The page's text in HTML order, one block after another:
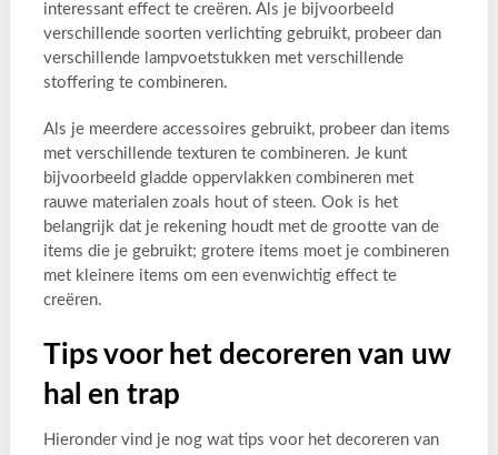
interessant effect te creëren. Als je bijvoorbeeld
verschillende soorten verlichting gebruikt, probeer dan
verschillende lampvoetstukken met verschillende
stoffering te combineren.
Als je meerdere accessoires gebruikt, probeer dan items
met verschillende texturen te combineren. Je kunt
bijvoorbeeld gladde oppervlakken combineren met
rauwe materialen zoals hout of steen. Ook is het
belangrijk dat je rekening houdt met de grootte van de
items die je gebruikt; grotere items moet je combineren
met kleinere items om een evenwichtig effect te
creëren.
Tips voor het decoreren van uw
hal en trap
Hieronder vind je nog wat tips voor het decoreren van